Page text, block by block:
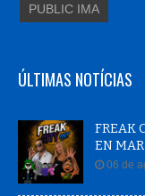
PUBLIC IMA
ÚLTIMAS NOTÍCIAS
FREAK
EN
06 de